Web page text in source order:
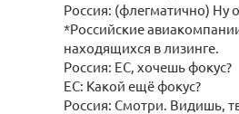
Россия: (флегматично) Ну
*Российские
находящихся в лизинге.
Россия: ЕС, хочешь фокус?
ЕС: Какой ещё фокус?
Россия: Смотри. Видишь,